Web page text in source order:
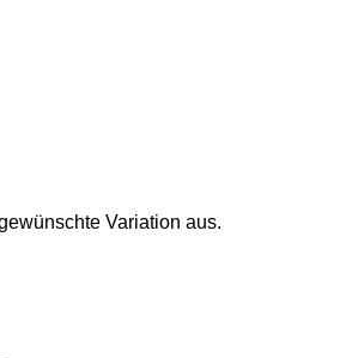
Variation aus.